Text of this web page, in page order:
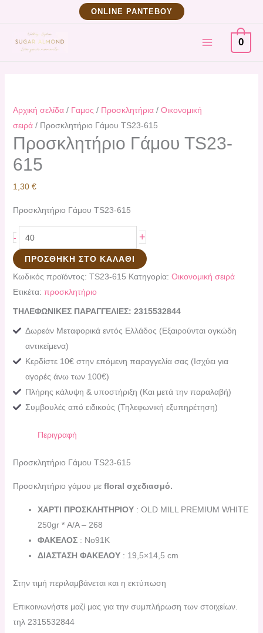
περιεχόμενο
ΟNLINE ΡΑΝΤΕΒΟΥ
MAIN
MENU
0
Αρχική σελίδα/ Γαμος / Προσκλητήρια/ Οικονομική
σειρά/ Προσκλητήριο Γάμου TS23-615
Προσκλητήριο Γάμου TS23-
615
1,30 €
Προσκλητήριο Γάμου TS23-615
-
TS23-
615
+
ΠΡΟΣΘΉΚΗ ΣΤΟ ΚΑΛΆΘΙ
Κωδικός προϊόντος: TS23-615 Κατηγορία: Οικονομική σειρά
Ετικέτα: προσκλητήριο
ΤΗΛΕΦΩΝΙΚΕΣ ΠΑΡΑΓΓΕΛΙΕΣ: 2315532844
Δωρεάν Μεταφορικά εντός Ελλάδος (Εξαιρούνται ογκώδη
αντικείμενα)
Κερδίστε 10€ στην επόμενη παραγγελία σας (Ισχύει για
αγορές άνω των 100€)
Πλήρης κάλυψη & υποστήριξη (Και μετά την παραλαβή)
Συμβουλές από ειδικούς (Τηλεφωνική εξυπηρέτηση)
Περιγραφή
Προσκλητήριο Γάμου TS23-615
Προσκλητήριο γάμου με floral σχεδιασμό.
ΧΑΡΤΙ ΠΡΟΣΚΛΗΤΗΡΙΟΥ: OLD MILL PREMIUM WHITE
250gr * Α/Α – 268
ΦΑΚΕΛΟΣ: Νο91K
ΔΙΑΣΤΑΣΗ ΦΑΚΕΛΟΥ: 19,5×14,5 cm
Στην τιμή περιλαμβάνεται και η εκτύπωση
Επικοινωνήστε μαζί μας για την συμπλήρωση των στοιχείων.
τηλ 2315532844